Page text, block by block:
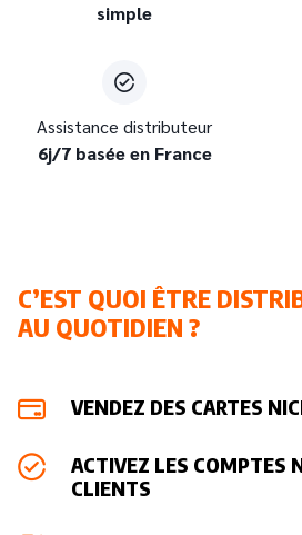
simple
Assistance distributeur
6j/7 basée en France
C’EST QUOI ÊTRE
AU QUOTIDIEN ?
VENDEZ DES CARTES
ACTIVEZ LES COMPTES
CLIENTS